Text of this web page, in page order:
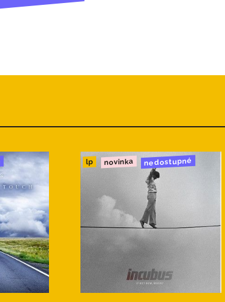
lp novinka nedostupné